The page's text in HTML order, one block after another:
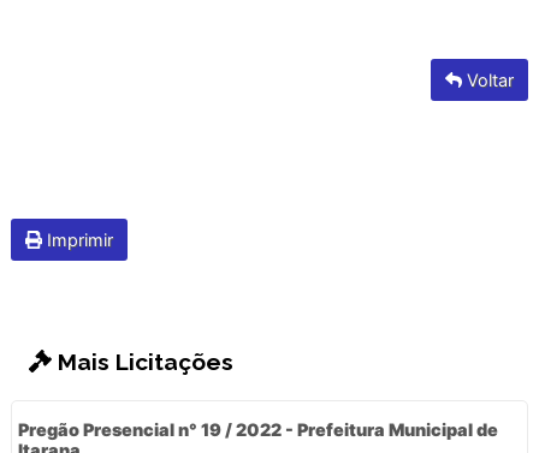
Voltar
Imprimir
Mais Licitações
Pregão Presencial n° 19 / 2022 - Prefeitura Municipal de